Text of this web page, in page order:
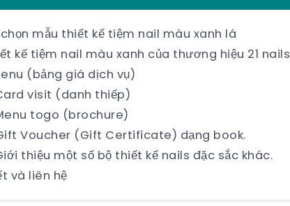
mẫu thiết kế tiệm nail màu xanh lá
kế tiệm nail màu xanh của thương hiệu 21 nails
(bảng giá dịch vụ)
visit (danh thiếp)
togo (brochure)
Voucher (Gift Certificate) dạng book.
thiệu một số bộ thiết kế nails đặc sắc khác.
và liên hệ